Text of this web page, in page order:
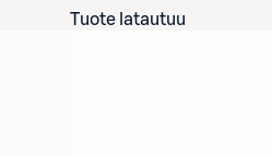
Tuote latautuu